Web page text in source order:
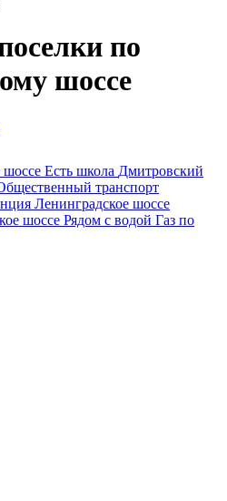
по
шоссе
шоссе Есть школа Дмитровский
транспорт
Ленинградское шоссе
шоссе Рядом с водой Газ по